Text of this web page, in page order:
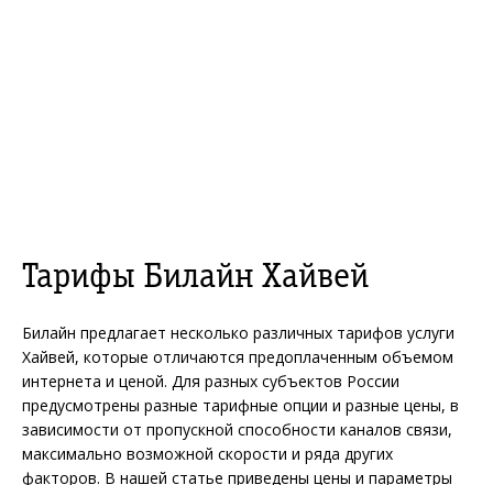
Тарифы Билайн Хайвей
Билайн предлагает несколько различных тарифов услуги
Хайвей, которые отличаются предоплаченным объемом
интернета и ценой. Для разных субъектов России
предусмотрены разные тарифные опции и разные цены, в
зависимости от пропускной способности каналов связи,
максимально возможной скорости и ряда других
факторов. В нашей статье приведены цены и параметры